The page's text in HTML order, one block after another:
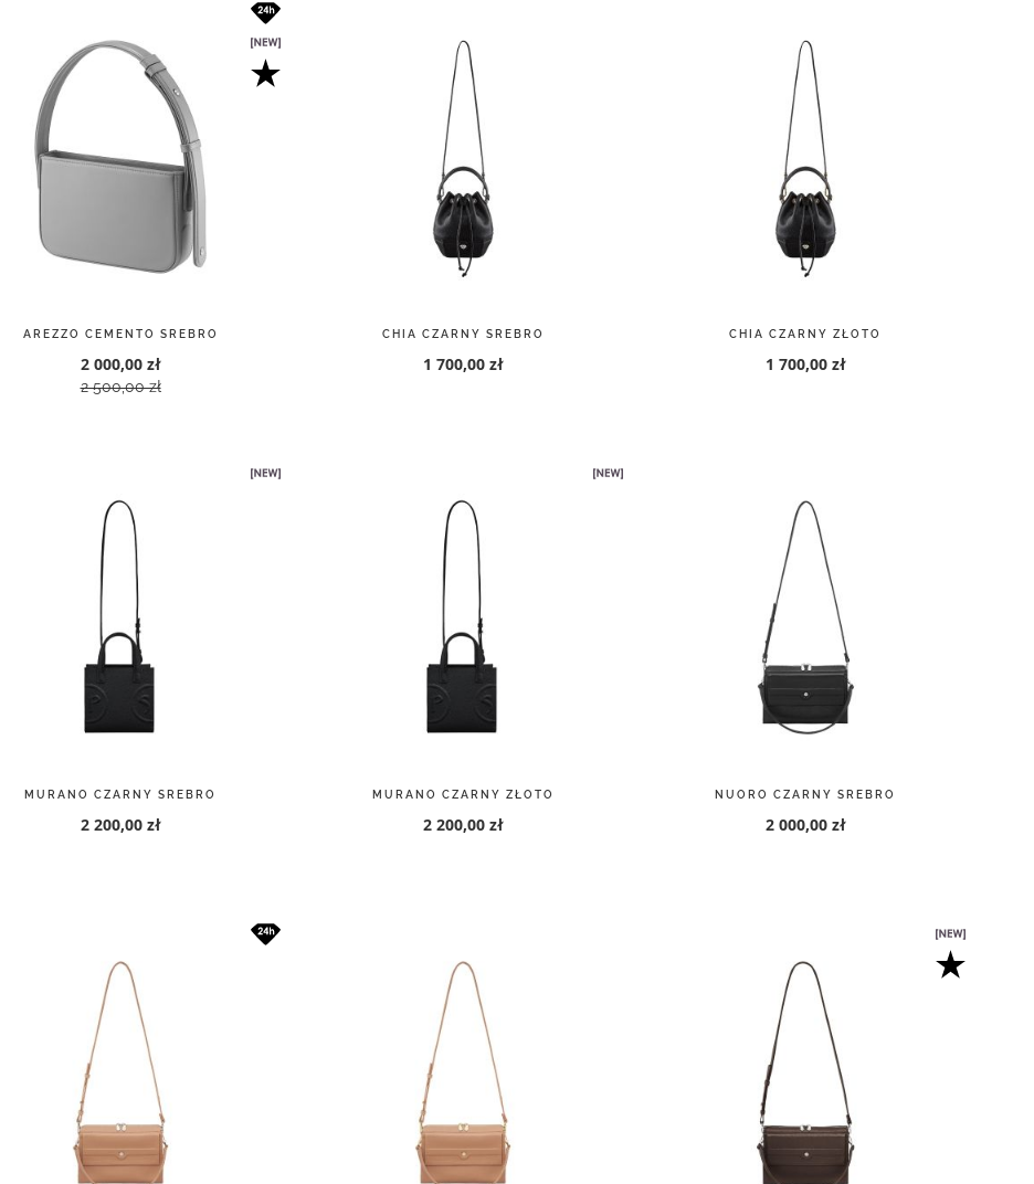
AREZZO CEMENTO SREBRO
2 000,00 zł
2 500,00 zł
CHIA CZARNY SREBRO
1 700,00 zł
CHIA CZARNY ZŁOTO
1 700,00 zł
MURANO CZARNY SREBRO
2 200,00 zł
MURANO CZARNY ZŁOTO
2 200,00 zł
NUORO CZARNY SREBRO
2 000,00 zł